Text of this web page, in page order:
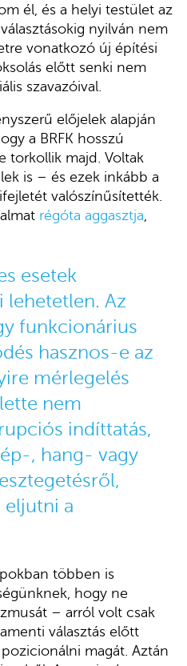
él, és a helyi testület az
nyilván nem
vonatkozó új építési
előtt senki nem
szavazóival.
előjelek alapján
a BRFK hosszú
torkollik majd. Voltak
is – és ezek inkább a
valószínűsítették.
régóta aggasztja,
esetek
lehetetlen. Az
funkcionárius
hasznos-e az
mérlegelés
nem
indíttatás,
, hang- vagy
eljutni a
többen is
hogy ne
– arról volt csak
választás előtt
magát. Aztán